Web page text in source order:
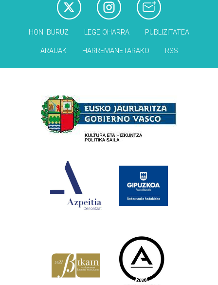
HONI BURUZ LEGE OHARRA PUBLIZITATEA
ARAUAK HARREMANETARAKO RSS